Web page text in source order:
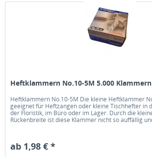
Heftklammern No.10-5M 5.000 Klammern
Heftklammern No.10-5M Die kleine Heftklammer
geeignet für Heftzangen oder kleine Tischhefter in
der Floristik, im Büro oder im Lager. Durch die
Rückenbreite ist diese Klammer nicht so auffällig
ab 1,98 € *